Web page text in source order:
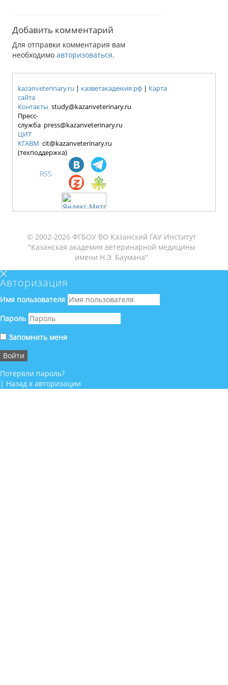
Добавить комментарий
Для отправки комментария вам
необходимо авторизоваться.
kazanveterinary.ru | казветакадемия.рф | Карта
сайта
Контакты study@kazanveterinary.ru
Пресс-
служба press@kazanveterinary.ru
ЦИТ
КГАВМ cit@kazanveterinary.ru
(техподдержка)
RSS
© 2002-2026 ФГБОУ ВО Казанский ГАУ Институт
"Казанская академия ветеринарной медицины
имени Н.Э. Баумана"
Авторизация
Имя пользователя
Пароль
Запомнить меня
Потеряли пароль?
| Назад к авторизации